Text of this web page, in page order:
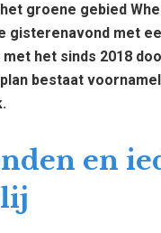
groene gebied
gisterenavond met
het sinds 2018
bestaat
en